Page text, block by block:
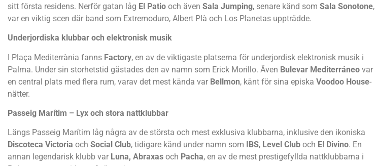
sitt första residens. Nerför gatan låg El Patio och även Sala Jumping, senare känd som Sala Sonotone,
var en viktig scen där band som Extremoduro, Albert Plà och Los Planetas uppträdde.
Underjordiska klubbar och elektronisk musik
I Plaça Mediterrània fanns Factory, en av de viktigaste platserna för underjordisk elektronisk musik i
Palma. Under sin storhetstid gästades den av namn som Erick Morillo. Även Bulevar Mediterráneo var
en central plats med flera rum, varav det mest kända var Bellmon, känt för sina episka Voodoo House-
nätter.
Passeig Marítim – Lyx och stora nattklubbar
Längs Passeig Marítim låg några av de största och mest exklusiva klubbarna, inklusive den ikoniska
Discoteca Victoria och Social Club, tidigare känd under namn som IBS, Level Club och El Divino. En
annan legendarisk klubb var Luna, Abraxas och Pacha, en av de mest prestigefyllda nattklubbarna i